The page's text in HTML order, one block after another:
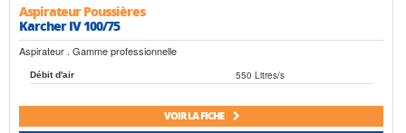
Aspirateur Poussières
Karcher IV 100/75
Aspirateur . Gamme professionnelle
Débit d'air 550 Litres/s
VOIR LA FICHE